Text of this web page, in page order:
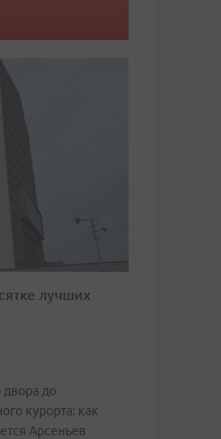
лучших
двора до
курорта: как
Арсеньев